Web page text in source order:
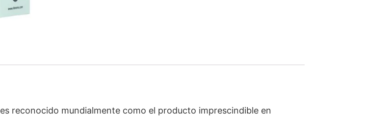
es reconocido mundialmente como el producto imprescindible en